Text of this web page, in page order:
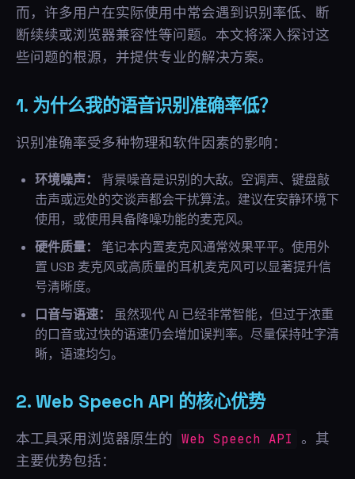
而，许多用户在实际使用中常会遇到识别率低、断
断续续或浏览器兼容性等问题。本文将深入探讨这
些问题的根源，并提供专业的解决方案。
1. 为什么我的语音识别准确率低？
识别准确率受多种物理和软件因素的影响：
环境噪声：
背景噪音是识别的大敌。空调声、键盘敲
击声或远处的交谈声都会干扰算法。建议在安静环境下
使用，或使用具备降噪功能的麦克风。
硬件质量：
笔记本内置麦克风通常效果平平。使用外
置 USB 麦克风或高质量的耳机麦克风可以显著提升信
号清晰度。
口音与语速：
虽然现代 AI 已经非常智能，但过于浓重
的口音或过快的语速仍会增加误判率。尽量保持吐字清
晰，语速均匀。
2. Web Speech API 的核心优势
本工具采用浏览器原生的 Web Speech API
。其
主要优势包括：